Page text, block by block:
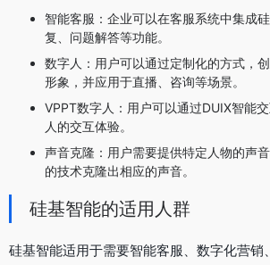
智能客服：企业可以在客服系统中集成
复、问题解答等功能。
数字人：用户可以通过定制化的方式，
形象，并应用于直播、咨询等场景。
VPPT数字人：用户可以通过DUIX智能
人的交互体验。
声音克隆：用户需要提供特定人物的声
的技术克隆出相应的声音。
硅基智能的适用人群
硅基智能适用于需要智能客服、数字化营销